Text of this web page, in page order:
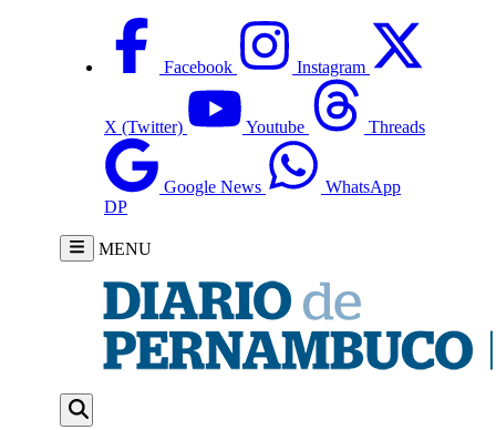
Facebook Instagram
X (Twitter) Youtube Threads
Google News
WhatsApp
DP
MENU